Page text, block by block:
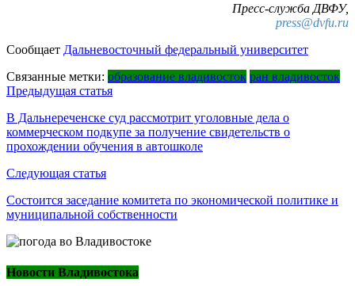
Пресс-служба ДВФУ,
press@dvfu.ru
Сообщает Дальневосточный федеральный университет
Связанные метки: образование владивосток ран владивосток
Навигация
по
записям
Предыдущая статья
В Дальнереченске суд рассмотрит уголовные дела о
коммерческом подкупе за получение свидетельств о
прохождении обучения в автошколе
Следующая статья
Состоится заседание комитета по экономической политике и
муниципальной собственности
Новости Владивостока